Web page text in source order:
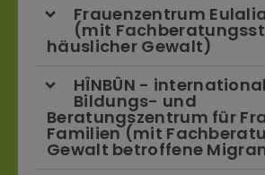
Frauenzentrum
(mit
häuslicher Gewalt)
HÎNBÛN -
Bildungs- und
Beratungszentrum für
Familien (mit
Gewalt betroffene